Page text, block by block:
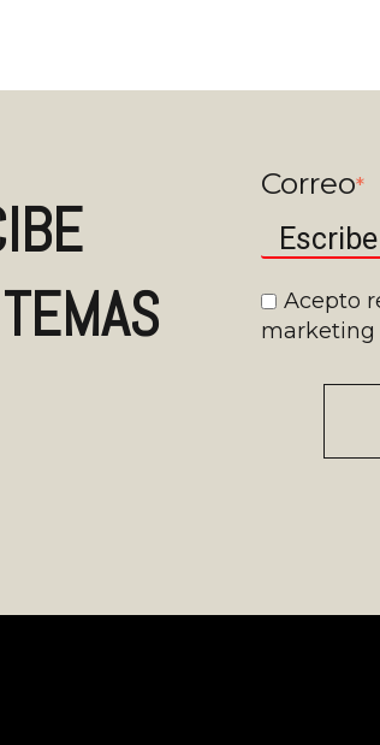
Correo*
Acepto
marketing